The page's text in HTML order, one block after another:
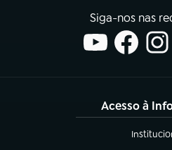
Siga-nos nas
Acesso à
(abre em